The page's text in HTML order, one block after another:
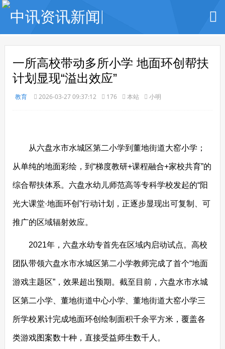
一所高校带动多所小学 地面环创帮扶
计划显现“溢出效应”
教育 2026-03-27 09:37:12 176 本站 小明
从六盘水市水城区第二小学到董地街道大窑小学；
从单纯的地面彩绘，到“梯度教研+课程融合+家校共育”的
综合帮扶体系。六盘水幼儿师范高等专科学校发起的“阳
光大课堂·地面环创”行动计划，正逐步显现出可复制、可
推广的区域辐射效应。
2021年，六盘水幼专首先在区域内启动试点。高校
团队带领六盘水市水城区第二小学教师完成了首个“地面
游戏主题区”，效果超出预期。截至目前，六盘水市水城
区第二小学、董地街道中心小学、董地街道大窑小学三
所学校累计完成地面环创绘制面积千余平方米，覆盖各
类游戏图案数十种，直接受益师生数千人。